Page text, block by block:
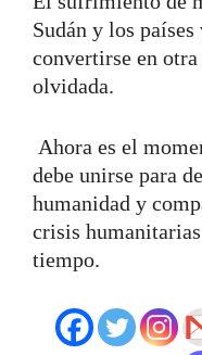
Sudán y los
convertirse en
olvidada.
Ahora es el
debe unirse para
humanidad y
crisis
tiempo.